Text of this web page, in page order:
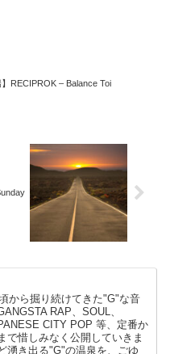
】RECIPROK – Balance Toi
から掘り続けてきた"G"な音
RAP、SOUL、
CITY POP 等、定番か
で惜しみなく公開していきま
湧き出る"G"の温泉を、ごゆ